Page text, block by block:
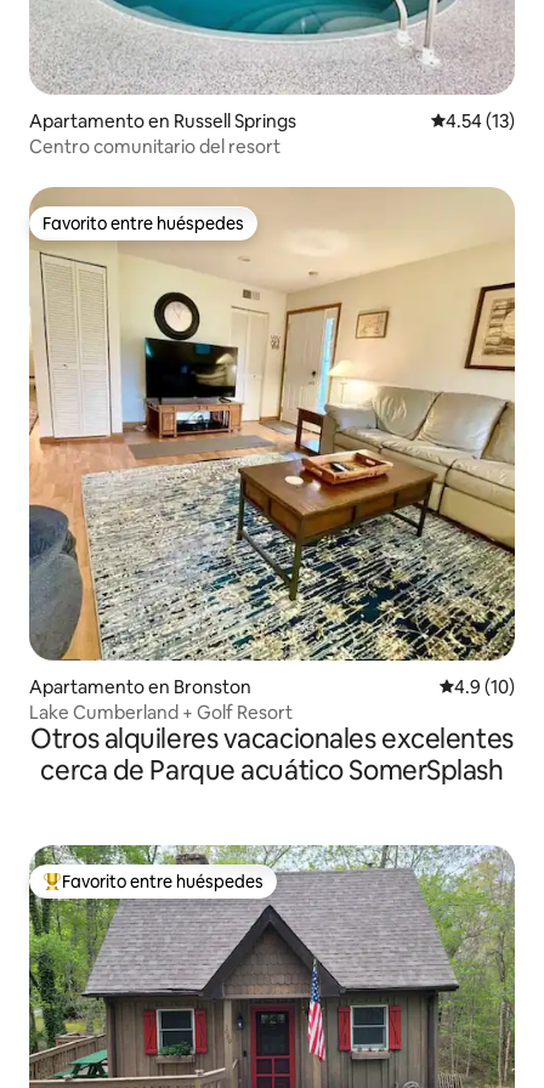
Apartamento en Russell Springs Calificación
4.54 (13)
Centro comunitario del resort
Favorito entre huéspedes
Favorito entre huéspedes
Apartamento en Bronston Calificación
4.9 (10)
Lake Cumberland + Golf Resort
Otros alquileres vacacionales excelentes
cerca de Parque acuático SomerSplash
Favorito entre huéspedes preferido
Favorito entre huéspedes